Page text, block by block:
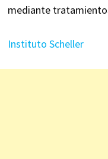
mediante
Instituto Scheller